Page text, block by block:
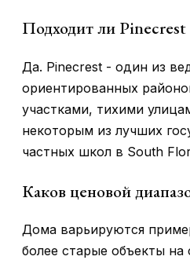
Подходит ли Pinecrest
Да. Pinecrest - один из
ориентированных
участками, тихими
некоторым из лучших
частных школ в South
Каков ценовой
Дома варьируются
более старые объекты на